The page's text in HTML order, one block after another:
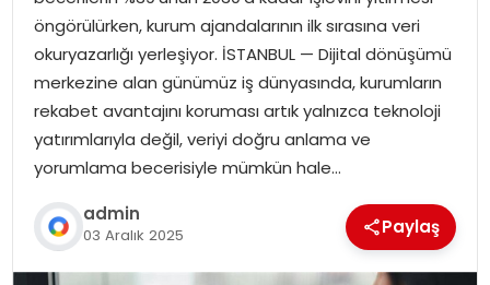
öngörülürken, kurum ajandalarının ilk sırasına veri
okuryazarlığı yerleşiyor. İSTANBUL — Dijital dönüşümü
merkezine alan günümüz iş dünyasında, kurumların
rekabet avantajını koruması artık yalnızca teknoloji
yatırımlarıyla değil, veriyi doğru anlama ve
yorumlama becerisiyle mümkün hale…
admin
03 Aralık 2025 Paylaş